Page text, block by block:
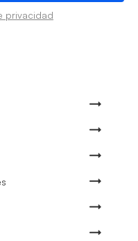
privacidad